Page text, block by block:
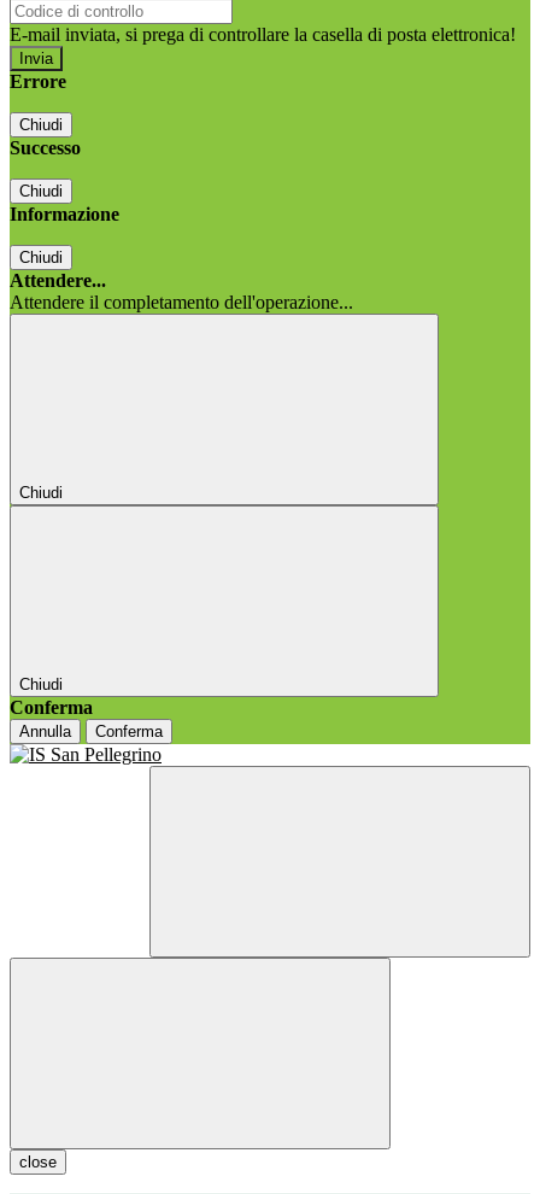
E-mail inviata, si prega di controllare la casella di posta elettronica!
Errore
Chiudi
Successo
Chiudi
Informazione
Chiudi
Attendere...
Attendere il completamento dell'operazione...
Chiudi
Chiudi
Conferma
Annulla Conferma
close